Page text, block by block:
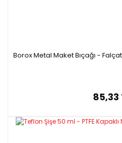
Borox Metal Maket Bıçağı -
85,33